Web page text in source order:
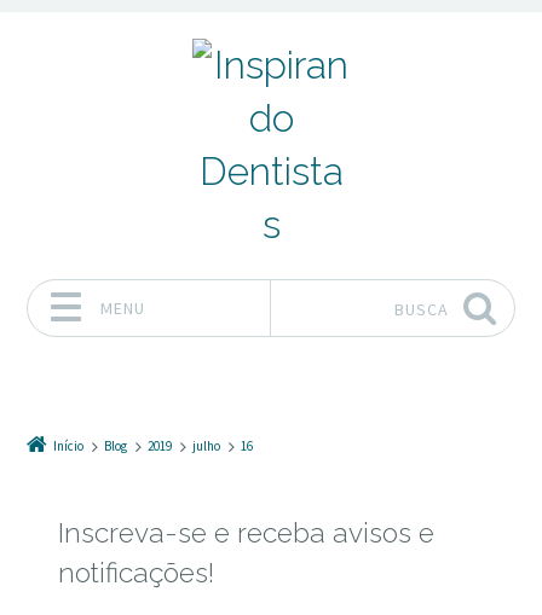
MENU BUSCA
Início Blog 2019 julho 16
Inscreva-se e receba avisos e
notificações!